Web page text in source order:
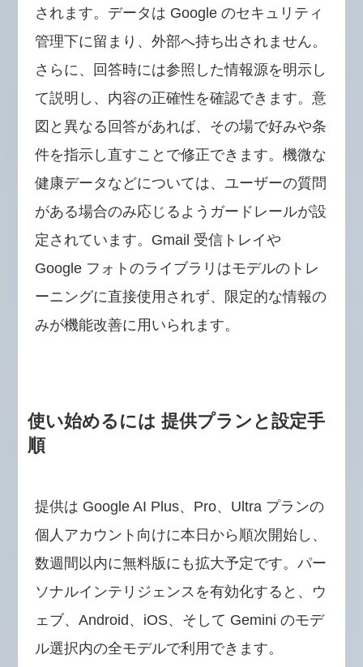
されます。データは Google のセキュリティ
管理下に留まり、外部へ持ち出されません。
さらに、回答時には参照した情報源を明示し
て説明し、内容の正確性を確認できます。意
図と異なる回答があれば、その場で好みや条
件を指示し直すことで修正できます。機微な
健康データなどについては、ユーザーの質問
がある場合のみ応じるようガードレールが設
定されています。Gmail 受信トレイや
Google フォトのライブラリはモデルのトレ
ーニングに直接使用されず、限定的な情報の
みが機能改善に用いられます。
使い始めるには 提供プランと設定手
順
提供は Google AI Plus、Pro、Ultra プランの
個人アカウント向けに本日から順次開始し、
数週間以内に無料版にも拡大予定です。パー
ソナルインテリジェンスを有効化すると、ウ
ェブ、Android、iOS、そして Gemini のモデ
ル選択内の全モデルで利用できます。